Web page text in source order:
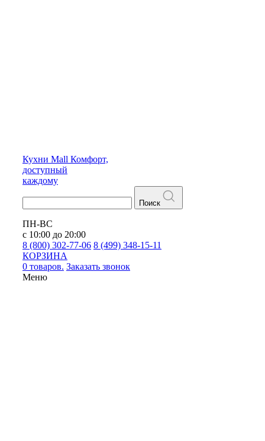
Кухни Mall Комфорт,
доступный
каждому
Поиск
ПН-ВС
с 10:00 до 20:00
8 (800) 302-77-06 8 (499) 348-15-11
КОРЗИНА
0 товаров. Заказать звонок
Меню